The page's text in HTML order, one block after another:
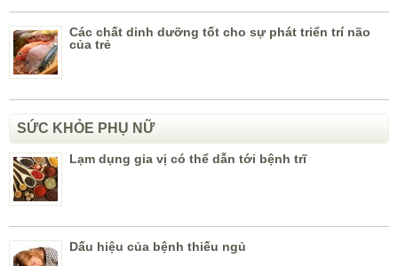
Các chất dinh dưỡng tốt cho sự phát triển trí não
của trẻ
SỨC KHỎE PHỤ NỮ
Lạm dụng gia vị có thể dẫn tới bệnh trĩ
Dấu hiệu của bệnh thiếu ngủ